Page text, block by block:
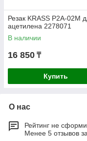
Резак KRASS P2A-02M
ацетилена 2278071
В наличии
16 850 ₸
Купить
О нас
Рейтинг не
Менее 5 отзывов